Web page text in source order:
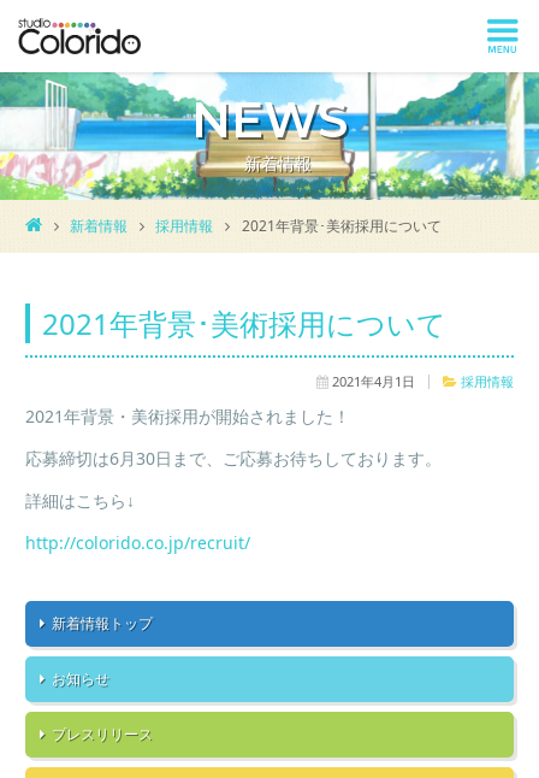
NEWS
新着情報
新着情報 採用情報 2021年背景･美術採用について
2021年背景･美術採用について
2021年4月1日 採用情報
2021年背景・美術採用が開始されました！
応募締切は6月30日まで、ご応募お待ちしております。
詳細はこちら↓
http://colorido.co.jp/recruit/
新着情報トップ
お知らせ
プレスリリース